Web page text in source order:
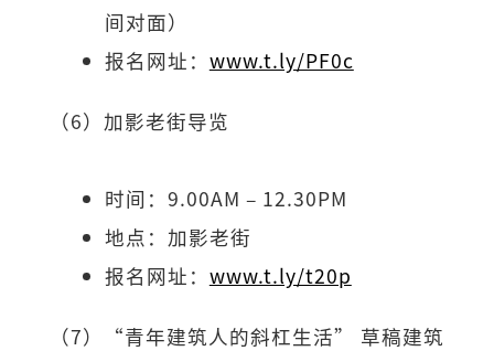
间对面）
报名网址： www.t.ly/PF0c
（6）加影老街导览
时间：9.00AM – 12.30PM
地点：加影老街
报名网址： www.t.ly/t20p
（7）“青年建筑人的斜杠生活” 草稿建筑